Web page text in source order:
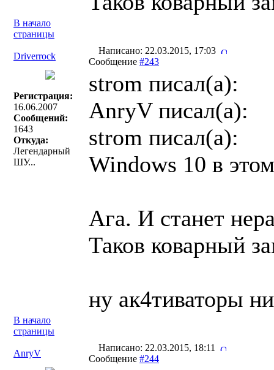
В начало
страницы
Driverrock
Написано: 22.03.2015, 17:03
Сообщение #243
Регистрация:
16.06.2007
Сообщений:
1643
Откуда:
Легендарный
ШУ...
strom писал(a):
AnryV писал(a):
strom писал(a):
Windows 10 в
Ага. И станет
Таков коварный
ну ак4тиваторы
В начало
страницы
AnryV
Написано: 22.03.2015, 18:11
Сообщение #244